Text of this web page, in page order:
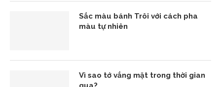
Sắc màu bánh Trôi với cách pha
màu tự nhiên
Vì sao tớ vắng mặt trong thời gian